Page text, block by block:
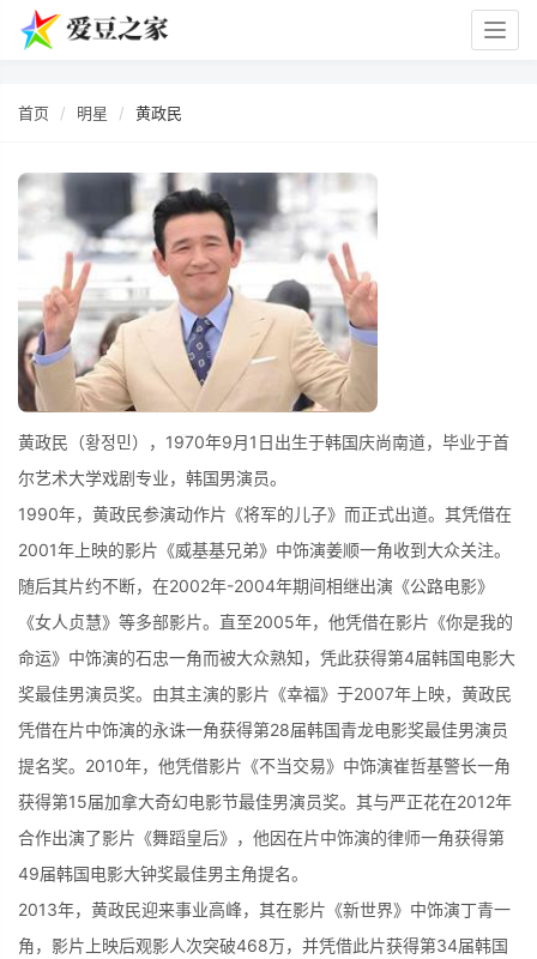
首页 明星 黄政民
黄政民（황정민），1970年9月1日出生于韩国庆尚南道，毕业于首
尔艺术大学戏剧专业，韩国男演员。
1990年，黄政民参演动作片《将军的儿子》而正式出道。其凭借在
2001年上映的影片《威基基兄弟》中饰演姜顺一角收到大众关注。
随后其片约不断，在2002年-2004年期间相继出演《公路电影》
《女人贞慧》等多部影片。直至2005年，他凭借在影片《你是我的
命运》中饰演的石忠一角而被大众熟知，凭此获得第4届韩国电影大
奖最佳男演员奖。由其主演的影片《幸福》于2007年上映，黄政民
凭借在片中饰演的永诛一角获得第28届韩国青龙电影奖最佳男演员
提名奖。2010年，他凭借影片《不当交易》中饰演崔哲基警长一角
获得第15届加拿大奇幻电影节最佳男演员奖。其与严正花在2012年
合作出演了影片《舞蹈皇后》，他因在片中饰演的律师一角获得第
49届韩国电影大钟奖最佳男主角提名。
2013年，黄政民迎来事业高峰，其在影片《新世界》中饰演丁青一
角，影片上映后观影人次突破468万，并凭借此片获得第34届韩国